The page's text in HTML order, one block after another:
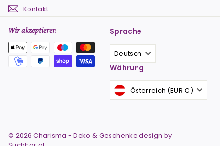
Kontakt
Wir akzeptieren Sprache
Deutsch
Währung
Österreich (EUR €)
© 2026 Charisma - Deko & Geschenke design by